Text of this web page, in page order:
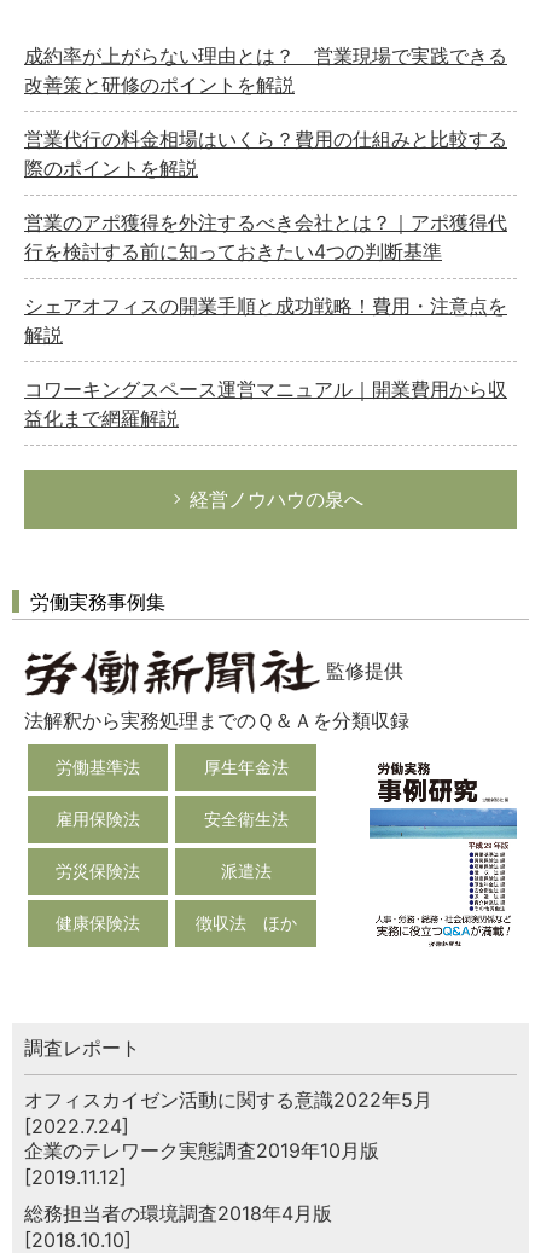
総務の給湯室
秘書のノウハウ
次へ
成約率が上がらない理由とは？ 営業現場で実践できる
改善策と研修のポイントを解説
営業代行の料金相場はいくら？費用の仕組みと比較する
際のポイントを解説
営業のアポ獲得を外注するべき会社とは？｜アポ獲得代
行を検討する前に知っておきたい4つの判断基準
シェアオフィスの開業手順と成功戦略！費用・注意点を
解説
コワーキングスペース運営マニュアル｜開業費用から収
益化まで網羅解説
経営ノウハウの泉へ
労働実務事例集
監修提供
法解釈から実務処理までのＱ＆Ａを分類収録
労働基準法 厚生年金法
雇用保険法 安全衛生法
労災保険法 派遣法
健康保険法 徴収法 ほか
調査レポート
オフィスカイゼン活動に関する意識2022年5月
[2022.7.24]
企業のテレワーク実態調査2019年10月版
[2019.11.12]
総務担当者の環境調査2018年4月版
[2018.10.10]